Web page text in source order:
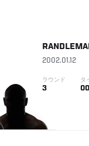
2002.01.12
ラウンド
3
タ